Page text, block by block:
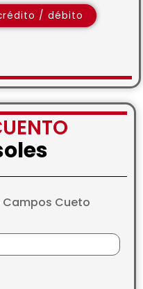
/ débito
Campos Cueto